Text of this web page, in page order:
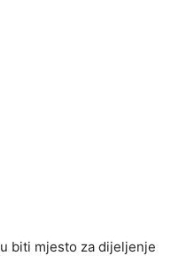
biti mjesto za dijeljenje